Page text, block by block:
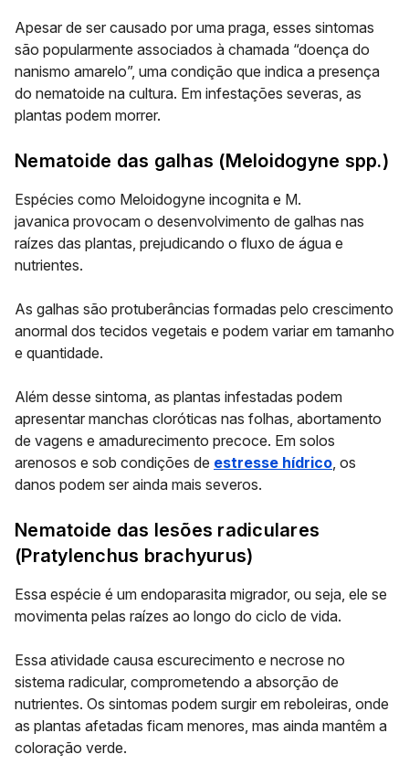
Apesar de ser causado por uma praga, esses sintomas
são popularmente associados à chamada “doença do
nanismo amarelo”, uma condição que indica a presença
do nematoide na cultura. Em infestações severas, as
plantas podem morrer.
Nematoide das galhas (Meloidogyne spp.)
Espécies como Meloidogyne incognita e M.
javanica provocam o desenvolvimento de galhas nas
raízes das plantas, prejudicando o fluxo de água e
nutrientes.
As galhas são protuberâncias formadas pelo crescimento
anormal dos tecidos vegetais e podem variar em tamanho
e quantidade.
Além desse sintoma, as plantas infestadas podem
apresentar manchas cloróticas nas folhas, abortamento
de vagens e amadurecimento precoce. Em solos
arenosos e sob condições de estresse hídrico, os
danos podem ser ainda mais severos.
Nematoide das lesões radiculares
(Pratylenchus brachyurus)
Essa espécie é um endoparasita migrador, ou seja, ele se
movimenta pelas raízes ao longo do ciclo de vida.
Essa atividade causa escurecimento e necrose no
sistema radicular, comprometendo a absorção de
nutrientes. Os sintomas podem surgir em reboleiras, onde
as plantas afetadas ficam menores, mas ainda mantêm a
coloração verde.